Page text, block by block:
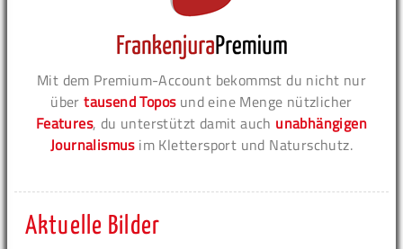
Mit dem Premium-Account bekommst du nicht nur
übertausend Toposund eine Menge nützlicher
Features, du unterstützt damit auch unabhängigen
Journalismusim Klettersport und Naturschutz.
Aktuelle Bilder